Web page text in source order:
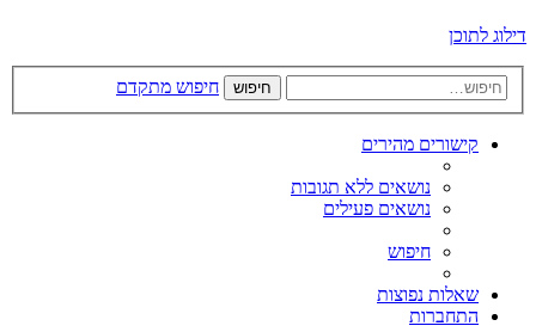
דילוג לתוכן
חיפוש חיפוש מתקדם
קישורים מהירים
נושאים ללא תגובות
נושאים פעילים
חיפוש
שאלות נפוצות
התחברות